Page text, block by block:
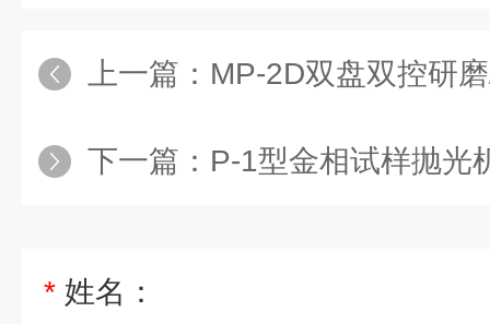
上一篇： MP-2D双盘双控研
下一篇： P-1型金相试样抛光
* 姓名：